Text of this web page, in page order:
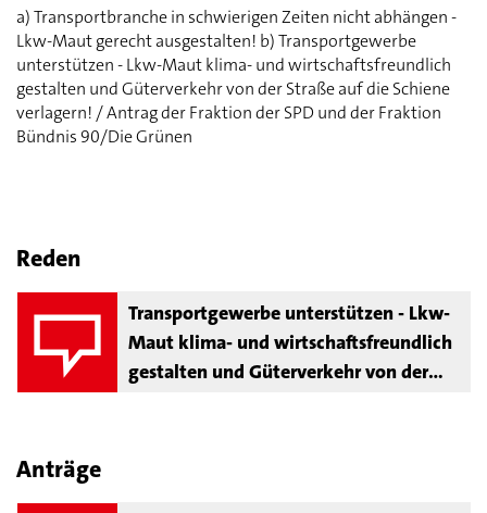
a) Transportbranche in schwierigen Zeiten nicht abhängen -
Lkw-Maut gerecht ausgestalten! b) Transportgewerbe
unterstützen - Lkw-Maut klima- und wirtschaftsfreundlich
gestalten und Güterverkehr von der Straße auf die Schiene
verlagern! / Antrag der Fraktion der SPD und der Fraktion
Bündnis 90/Die Grünen
Reden
Transportgewerbe unterstützen - Lkw-
Maut klima- und wirtschaftsfreundlich
gestalten und Güterverkehr von der
Anträge